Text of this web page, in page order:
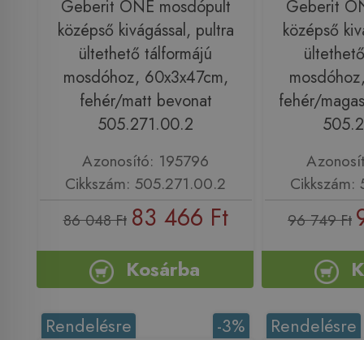
Geberit ONE mosdópult
középső kivágással, pultra
ültethető tálformájú
mosdóhoz, 60x3x47cm,
fehér/matt bevonat
505.271.00.2
Azonosító: 195796
Cikkszám: 505.271.00.2
86 048 Ft 83 466 Ft
Kosárba
Geberit
középső
fehér/
96 749 Ft
-3%
Rendelésre Rendelésre